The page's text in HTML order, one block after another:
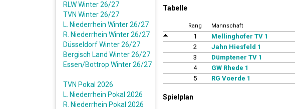
RLW Winter 26/27
TVN Winter 26/27
L. Niederrhein Winter 26/27
R. Niederrhein Winter 26/27
Düsseldorf Winter 26/27
Bergisch Land Winter 26/27
Essen/Bottrop Winter 26/27
TVN Pokal 2026
L. Niederrhein Pokal 2026
R. Niederrhein Pokal 2026
Tabelle
Rang Mannschaft
1 Mellinghofer TV 1
2
Jahn Hiesfeld 1
3
Dümptener TV 1
4
GW Rhede 1
5
RG Voerde 1
Spielplan